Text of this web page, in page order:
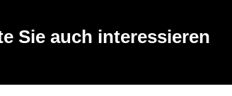
Sie auch interessieren